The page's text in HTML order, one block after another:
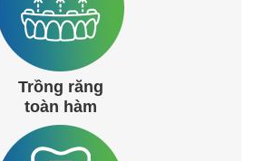
Trồng răng
toàn hàm